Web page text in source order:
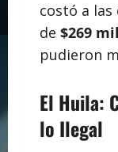
costó a las
de $269
pudieron
El Huila:
lo Ilegal